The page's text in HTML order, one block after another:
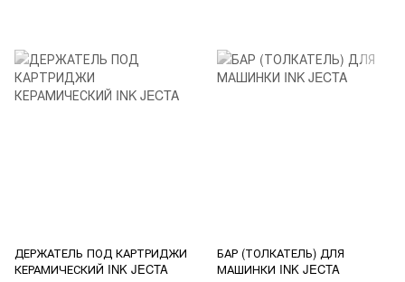
ДЕРЖАТЕЛЬ ПОД КАРТРИДЖИ
КЕРАМИЧЕСКИЙ INK JECTA
БАР (ТОЛКАТЕЛЬ) ДЛЯ
МАШИНКИ INK JECTA